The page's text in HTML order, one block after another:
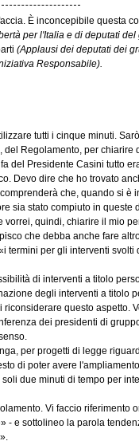
È inconcepibile questa
per l'Italia e di deputati
(Applausi dei deputati dei
Responsabile).
tutti i cinque minuti.
Regolamento, per chiarire
del Presidente Casini tutto
Devo dire che ho trovato
che, quando si è
sia stato compiuto in queste
quindi, chiarire il mio
che debba anche fare
termini per gli interventi
di interventi a titolo
degli interventi a titolo
questo aspetto.
dei presidenti di
per progetti di legge
di poter avere
due minuti di tempo per
Vi faccio riferimento
- e sottolineo la parola